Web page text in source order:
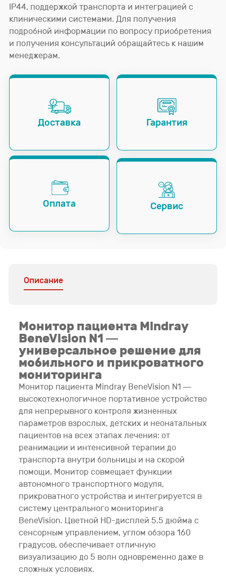
IP44, поддержкой транспорта и интеграцией с
клиническими системами. Для получения
подробной информации по вопросу приобретения
и получения консультаций обращайтесь к нашим
менеджерам.
Доставка Гарантия
Оплата Сервис
Описание
Монитор пациента Mindray
BeneVision N1 —
универсальное решение для
мобильного и прикроватного
мониторинга
Монитор пациента Mindray BeneVision N1 —
высокотехнологичное портативное устройство
для непрерывного контроля жизненных
параметров взрослых, детских и неонатальных
пациентов на всех этапах лечения: от
реанимации и интенсивной терапии до
транспорта внутри больницы и на скорой
помощи. Монитор совмещает функции
автономного транспортного модуля,
прикроватного устройства и интегрируется в
систему центрального мониторинга
BeneVision. Цветной HD-дисплей 5.5 дюйма с
сенсорным управлением, углом обзора 160
градусов, обеспечивает отличную
визуализацию до 5 волн одновременно даже в
сложных условиях.